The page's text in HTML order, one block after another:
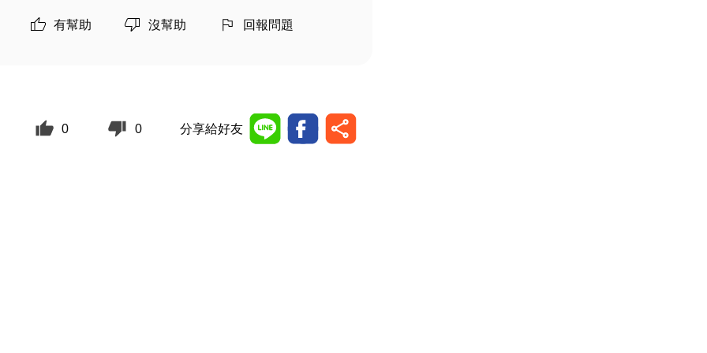
有幫助 沒幫助 回報問題
0 0 分享給好友